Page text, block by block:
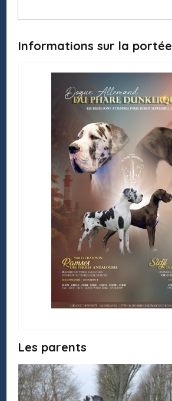
Informations sur la portée
Les parents